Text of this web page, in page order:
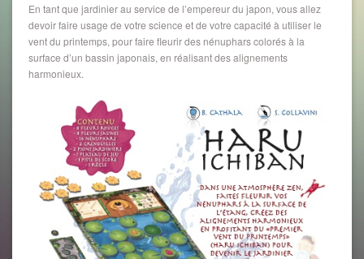
En tant que jardinier au service de l’empereur du japon, vous allez
devoir faire usage de votre science et de votre capacité à utiliser le
vent du printemps, pour faire fleurir des nénuphars colorés à la
surface d’un bassin japonais, en réalisant des alignements
harmonieux.